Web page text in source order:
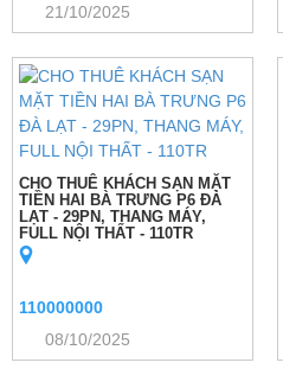
21/10/2025
CHO THUÊ KHÁCH SẠN MẶT
TIỀN HAI BÀ TRƯNG P6 ĐÀ
LẠT - 29PN, THANG MÁY,
FULL NỘI THẤT - 110TR
110000000
08/10/2025